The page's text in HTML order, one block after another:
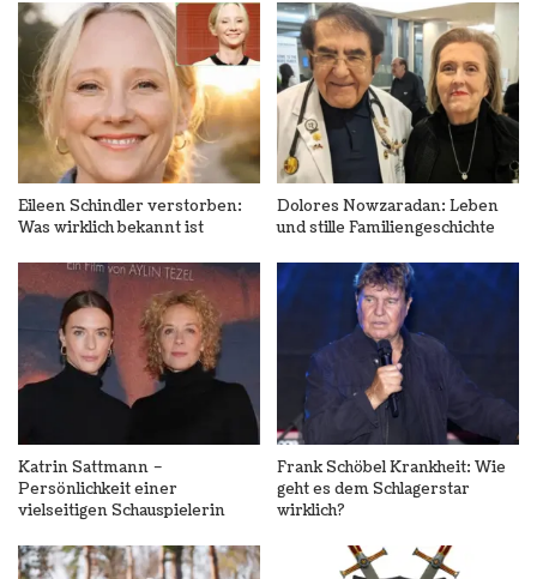
Eileen Schindler verstorben:
Was wirklich bekannt ist
Dolores Nowzaradan: Leben
und stille Familiengeschichte
Katrin Sattmann –
Persönlichkeit einer
vielseitigen Schauspielerin
Frank Schöbel Krankheit: Wie
geht es dem Schlagerstar
wirklich?